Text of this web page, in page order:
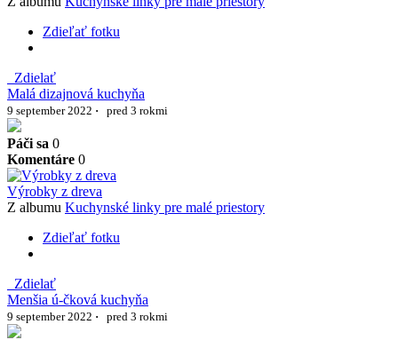
Zdieľať fotku
Zdielať
Malá dizajnová kuchyňa
9 september 2022 · pred 3 rokmi
Páči sa 0
Komentáre 0
Výrobky z dreva
Z albumu Kuchynské linky pre malé priestory
Zdieľať fotku
Zdielať
Menšia ú-čková kuchyňa
9 september 2022 · pred 3 rokmi